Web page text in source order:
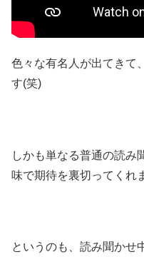
色々な有名人が出てきて
す(笑)
しかも単なる普通の読み
味で期待を裏切ってくれ
というのも、読み聞かせ